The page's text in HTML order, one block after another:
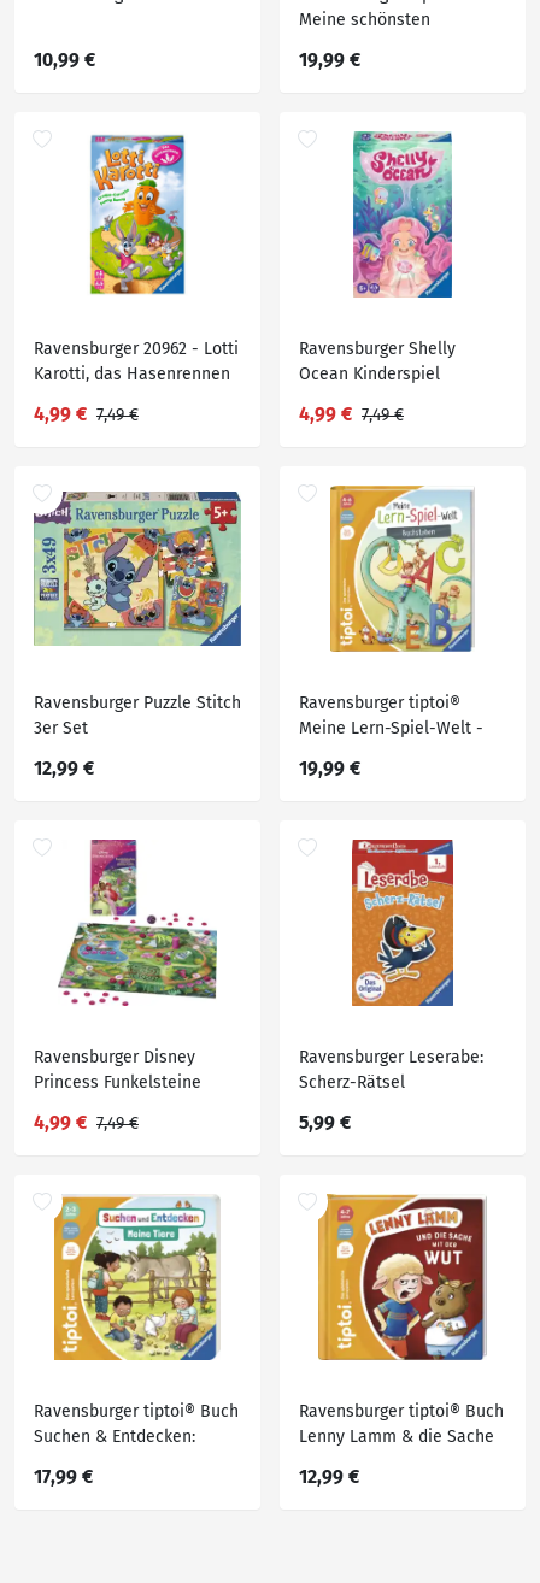
10,99 €
Meine schönsten
19,99 €
Ravensburger 20962 - Lotti
Karotti, das Hasenrennen
4,99 € 7,49 €
Ravensburger Shelly
Ocean Kinderspiel
4,99 € 7,49 €
Ravensburger Puzzle Stitch
3er Set
12,99 €
Ravensburger tiptoi®
Meine Lern-Spiel-Welt -
19,99 €
Ravensburger Disney
Princess Funkelsteine
4,99 € 7,49 €
Ravensburger Leserabe:
Scherz-Rätsel
5,99 €
Ravensburger tiptoi® Buch
Suchen & Entdecken:
17,99 €
Ravensburger tiptoi® Buch
Lenny Lamm & die Sache
12,99 €